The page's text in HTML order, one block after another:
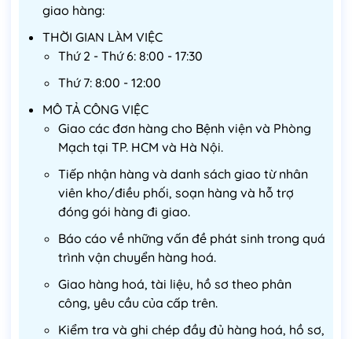
giao hàng:
THỜI GIAN LÀM VIỆC
Thứ 2 - Thứ 6: 8:00 - 17:30
Thứ 7: 8:00 - 12:00
MÔ TẢ CÔNG VIỆC
Giao các đơn hàng cho Bệnh viện và Phòng
Mạch tại TP. HCM và Hà Nội.
Tiếp nhận hàng và danh sách giao từ nhân
viên kho/điều phối, soạn hàng và hỗ trợ
đóng gói hàng đi giao.
Báo cáo về những vấn đề phát sinh trong quá
trình vận chuyển hàng hoá.
Giao hàng hoá, tài liệu, hồ sơ theo phân
công, yêu cầu của cấp trên.
Kiểm tra và ghi chép đầy đủ hàng hoá, hồ sơ,